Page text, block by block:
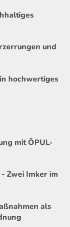
und
hochwertiges
mit ÖPUL-
Zwei Imker im
als